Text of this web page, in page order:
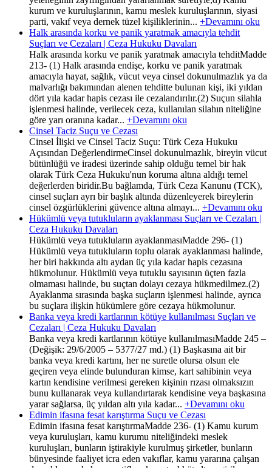
kurum ve kuruluşlarının, kamu meslek kuruluşlarının, siyasi
parti, vakıf veya dernek tüzel kişiliklerinin... +Devamını oku
Halk arasında korku ve panik yaratmak amacıyla tehdit
Suçları ve Cezaları | Ceza Hukuku Davaları
Halk arasında korku ve panik yaratmak amacıyla tehditMadde
213- (1) Halk arasında endişe, korku ve panik yaratmak
amacıyla hayat, sağlık, vücut veya cinsel dokunulmazlık ya da
malvarlığı bakımından alenen tehditte bulunan kişi, iki yıldan
dört yıla kadar hapis cezası ile cezalandırılır.(2) Suçun silahla
işlenmesi halinde, verilecek ceza, kullanılan silahın niteliğine
göre yarı oranına kadar... +Devamını oku
Cinsel Taciz Suçu ve Cezası
Cinsel İlişki ve Cinsel Taciz Suçu: Türk Ceza Hukuku
Açısından DeğerlendirmeCinsel dokunulmazlık, bireyin vücut
bütünlüğü ve iradesi üzerinde sahip olduğu temel bir hak
olarak Türk Ceza Hukuku'nun koruma altına aldığı temel
değerlerden biridir.Bu bağlamda, Türk Ceza Kanunu (TCK),
cinsel suçları ayrı bir başlık altında düzenleyerek bireylerin
cinsel özgürlüklerini güvence altına almayı... +Devamını oku
Hükümlü veya tutukluların ayaklanması Suçları ve Cezaları |
Ceza Hukuku Davaları
Hükümlü veya tutukluların ayaklanmasıMadde 296- (1)
Hükümlü veya tutukluların toplu olarak ayaklanması halinde,
her biri hakkında altı aydan üç yıla kadar hapis cezasına
hükmolunur. Hükümlü veya tutuklu sayısının üçten fazla
olmaması halinde, bu suçtan dolayı cezaya hükmedilmez.(2)
Ayaklanma sırasında başka suçların işlenmesi halinde, ayrıca
bu suçlara ilişkin hükümlere göre cezaya hükmolunur.
Banka veya kredi kartlarının kötüye kullanılması Suçları ve
Cezaları | Ceza Hukuku Davaları
Banka veya kredi kartlarının kötüye kullanılmasıMadde 245 –
(Değişik: 29/6/2005 – 5377/27 md.) (1) Başkasına ait bir
banka veya kredi kartını, her ne suretle olursa olsun ele
geçiren veya elinde bulunduran kimse, kart sahibinin veya
kartın kendisine verilmesi gereken kişinin rızası olmaksızın
bunu kullanarak veya kullandırtarak kendisine veya başkasına
yarar sağlarsa, üç yıldan altı yıla kadar... +Devamını oku
Edimin ifasına fesat karıştırma Suçu ve Cezası
Edimin ifasına fesat karıştırmaMadde 236- (1) Kamu kurum
veya kuruluşları, kamu kurumu niteliğindeki meslek
kuruluşları, bunların iştirakiyle kurulmuş şirketler, bunların
bünyesinde faaliyet icra eden vakıflar, kamu yararına çalışan